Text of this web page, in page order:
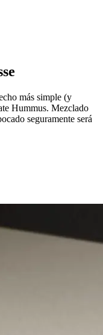
más simple (y
Hummus. Mezclado
seguramente será